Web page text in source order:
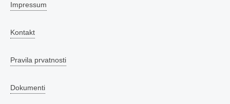
Impressum
Kontakt
Pravila prvatnosti
Dokumenti